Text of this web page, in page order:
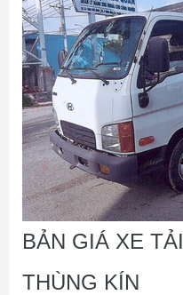
BẢN GIÁ XE
THÙNG KÍN